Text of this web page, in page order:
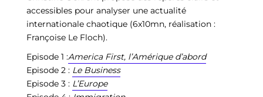
accessibles pour analyser une actualité
internationale chaotique (6x10mn, réalisation :
Françoise Le Floch).
Episode 1 :America First, l’Amérique d’abord
Episode 2 : Le Business
Episode 3 : L’Europe